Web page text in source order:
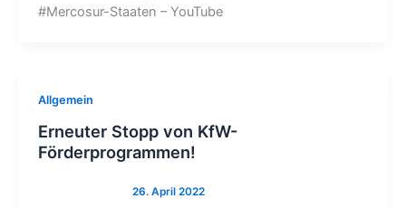
#Mercosur-Staaten – YouTube
Allgemein
Erneuter Stopp von KfW-
Förderprogrammen!